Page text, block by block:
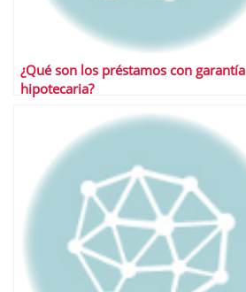
¿Qué son los préstamos con garantía
hipotecaria?